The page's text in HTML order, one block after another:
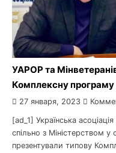
УАРОР та
Комплексну програму
27 января, 2023
[ad_1] Українська
спільно з Міністерством у
презентували типову